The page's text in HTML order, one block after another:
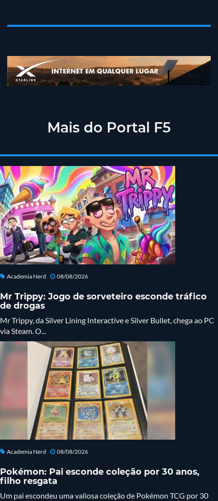
Mais do Portal F5
Academia Nerd 08/08/2026
Mr Trippy: Jogo de sorveteiro esconde tráfico
de drogas
Mr Trippy, da Silver Lining Interactive e Silver Bullet, chega ao PC
via Steam. O...
Academia Nerd 08/08/2026
Pokémon: Pai esconde coleção por 30 anos,
filho resgata
Um pai escondeu uma valiosa coleção de Pokémon TCG por 30